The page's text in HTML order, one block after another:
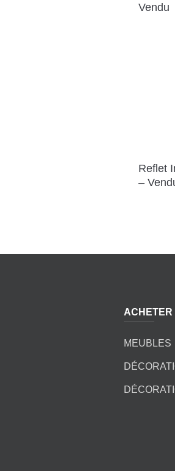
Vendu
Reflet
–
ACHETER
MEUBLES